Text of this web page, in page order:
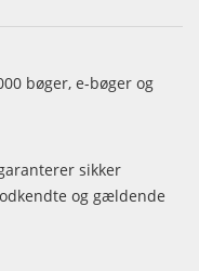
bøger, e-bøger og
sikker
og gældende